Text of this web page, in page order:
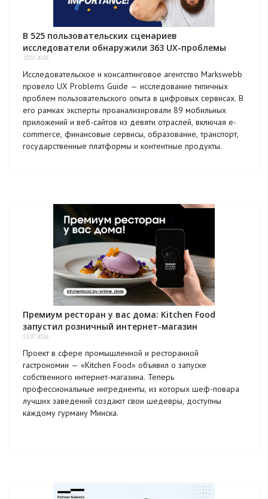
В 525 пользовательских сценариев
исследователи обнаружили 363 UX-проблемы
23.07.2026
Исследовательское и консалтинговое агентство Markswebb
провело UX Problems Guide — исследование типичных
проблем пользовательского опыта в цифровых сервисах. В
его рамках эксперты проанализировали 89 мобильных
приложений и веб-сайтов из девяти отраслей, включая e-
commerce, финансовые сервисы, образование, транспорт,
государственные платформы и контентные продукты.
Премиум ресторан у вас дома: Kitchen Food
запустил розничный интернет-магазин
13.07.2026
Проект в сфере промышленной и ресторанной
гастрономии — «Kitchen Food» объявил о запуске
собственного интернет-магазина. Теперь
профессиональные ингредиенты, из которых шеф-повара
лучших заведений создают свои шедевры, доступны
каждому гурману Минска.